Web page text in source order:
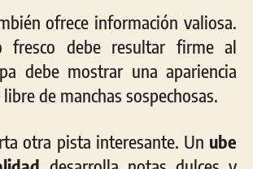
ofrece información valiosa.
fresco debe resultar firme al
debe mostrar una apariencia
de manchas sospechosas.
otra pista interesante. Un ube